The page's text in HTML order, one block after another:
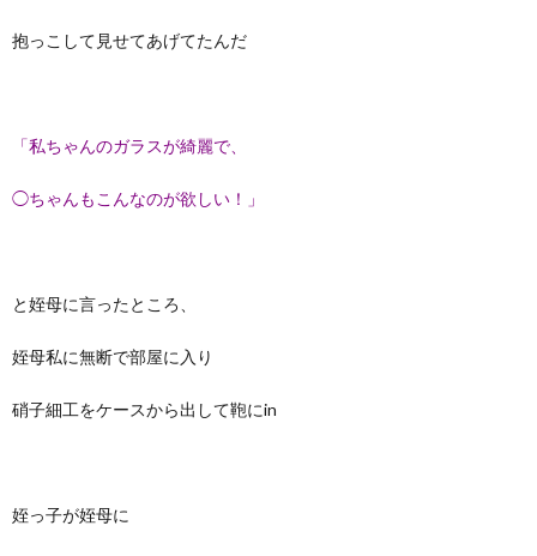
抱っこして見せてあげてたんだ
「私ちゃんのガラスが綺麗で、
◯ちゃんもこんなのが欲しい！」
と姪母に言ったところ、
姪母私に無断で部屋に入り
硝子細工をケースから出して鞄にin
姪っ子が姪母に